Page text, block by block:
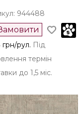
944488
грн/рул. Під
термін
до 1,5 міс.